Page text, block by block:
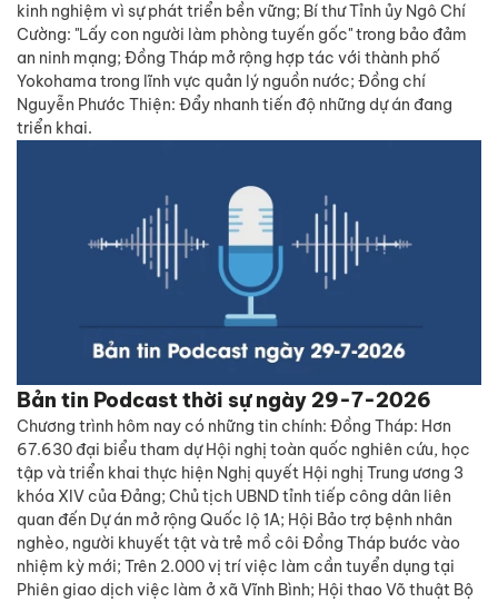
kinh nghiệm vì sự phát triển bền vững; Bí thư Tỉnh ủy Ngô Chí
Cường: "Lấy con người làm phòng tuyến gốc" trong bảo đảm
an ninh mạng; Đồng Tháp mở rộng hợp tác với thành phố
Yokohama trong lĩnh vực quản lý nguồn nước; Đồng chí
Nguyễn Phước Thiện: Đẩy nhanh tiến độ những dự án đang
triển khai.
Bản tin Podcast thời sự ngày 29-7-2026
Chương trình hôm nay có những tin chính: Đồng Tháp: Hơn
67.630 đại biểu tham dự Hội nghị toàn quốc nghiên cứu, học
tập và triển khai thực hiện Nghị quyết Hội nghị Trung ương 3
khóa XIV của Đảng; Chủ tịch UBND tỉnh tiếp công dân liên
quan đến Dự án mở rộng Quốc lộ 1A; Hội Bảo trợ bệnh nhân
nghèo, người khuyết tật và trẻ mồ côi Đồng Tháp bước vào
nhiệm kỳ mới; Trên 2.000 vị trí việc làm cần tuyển dụng tại
Phiên giao dịch việc làm ở xã Vĩnh Bình; Hội thao Võ thuật Bộ